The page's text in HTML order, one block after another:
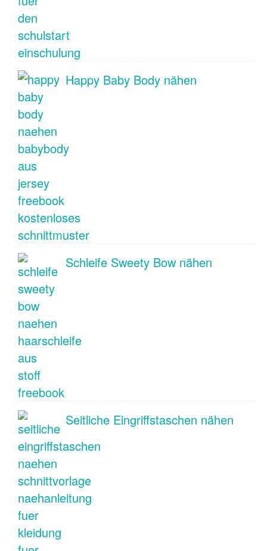
Happy Baby Body nähen
Schleife Sweety Bow nähen
Seitliche Eingriffstaschen nähen